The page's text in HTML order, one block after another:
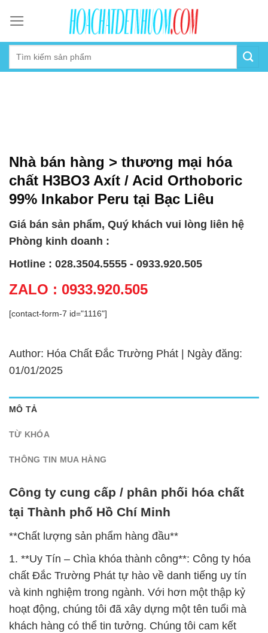
content
Nhà bán hàng > thương mại hóa
chất H3BO3 Axít / Acid Orthoboric
99% Inkabor Peru tại Bạc Liêu
Giá bán sản phẩm, Quý khách vui lòng liên hệ
Phòng kinh doanh :
Hotline : 028.3504.5555 - 0933.920.505
ZALO : 0933.920.505
[contact-form-7 id="1116"]
Author: Hóa Chất Đắc Trường Phát | Ngày đăng:
01/01/2025
MÔ TẢ
TỪ KHÓA
THÔNG TIN MUA HÀNG
Công ty cung cấp / phân phối hóa chất
tại Thành phố Hồ Chí Minh
**Chất lượng sản phẩm hàng đầu**
1. **Uy Tín – Chìa khóa thành công**: Công ty hóa
chất Đắc Trường Phát tự hào về danh tiếng uy tín
và kinh nghiệm trong ngành. Với hơn một thập kỷ
hoạt động, chúng tôi đã xây dựng một tên tuổi mà
khách hàng có thể tin tưởng. Chúng tôi cam kết